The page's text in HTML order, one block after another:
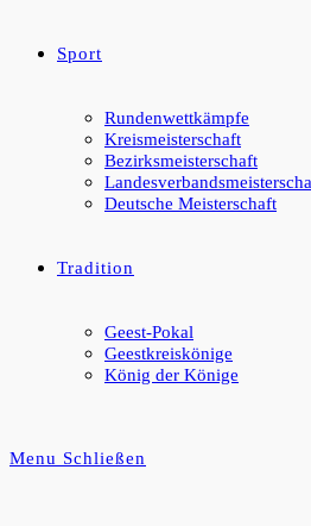
Sport
Rundenwettkämpfe
Kreismeisterschaft
Bezirksmeisterschaft
Deutsche Meisterschaft
Tradition
Geest-Pokal
Geestkreiskönige
König der Könige
Menu Schließen